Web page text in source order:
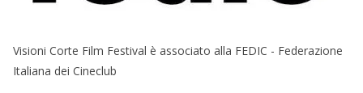
Visioni Corte Film Festival è associato alla FEDIC - Federazione
Italiana dei Cineclub